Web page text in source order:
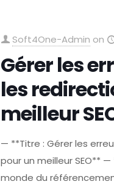
Soft4One-Admin on
Gérer les
les
meilleur
— **Titre : Gérer les
pour un meilleur SEO**
monde du